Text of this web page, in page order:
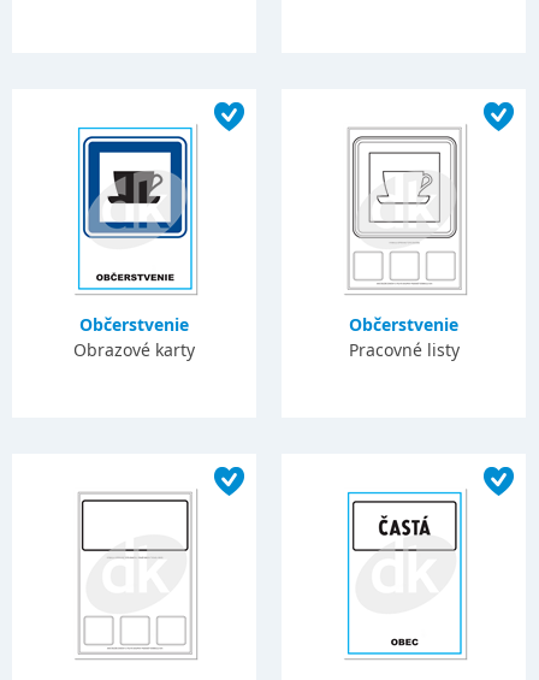
Občerstvenie
Obrazové karty
Občerstvenie
Pracovné listy